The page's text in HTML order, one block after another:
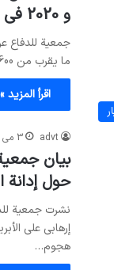
و 2020 في أفغانستان
ما يقرب من 1600 طفل في السنوات الخمس الماضية…
اقرأ المزيد »
advt 3 می 2021
بيان
حول إدانة
نشرت جمعية
إرهابي علي
هجوم…